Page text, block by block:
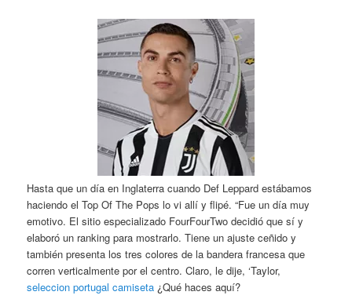
Hasta que un día en Inglaterra cuando Def Leppard estábamos
haciendo el Top Of The Pops lo vi allí y flipé. “Fue un día muy
emotivo. El sitio especializado FourFourTwo decidió que sí y
elaboró un ranking para mostrarlo. Tiene un ajuste ceñido y
también presenta los tres colores de la bandera francesa que
corren verticalmente por el centro. Claro, le dije, ‘Taylor,
seleccion portugal camiseta ¿Qué haces aquí?